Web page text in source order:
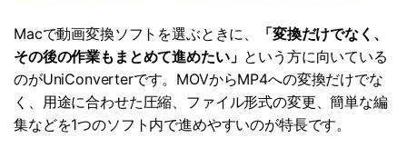
Macで動画変換ソフトを選ぶときに、
「変換だけでなく、
その後の作業もまとめて進めたい」 という方に向いている
のがUniConverterです。MOVからMP4への変換だけでな
く、用途に合わせた圧縮、ファイル形式の変更、簡単な編
集などを1つのソフト内で進めやすいのが特長です。